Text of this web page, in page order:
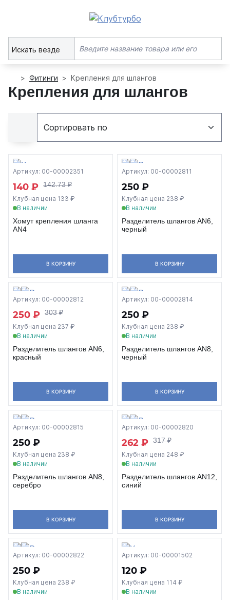
Искать везде
Фитинги Крепления для шлангов
Крепления для шлангов
Артикул: 00-00002351
140 ₽ 142.73 ₽
Клубная цена 133 ₽
В наличии
Хомут крепления шланга
AN4
В КОРЗИНУ
Артикул: 00-00002811
250 ₽
Клубная цена 238 ₽
В наличии
Разделитель шлангов AN6,
черный
В КОРЗИНУ
Артикул: 00-00002812
250 ₽ 303 ₽
Клубная цена 237 ₽
В наличии
Разделитель шлангов AN6,
красный
В КОРЗИНУ
Артикул: 00-00002814
250 ₽
Клубная цена 238 ₽
В наличии
Разделитель шлангов AN8,
черный
В КОРЗИНУ
Артикул: 00-00002815
250 ₽
Клубная цена 238 ₽
В наличии
Разделитель шлангов AN8,
серебро
В КОРЗИНУ
Артикул: 00-00002820
262 ₽ 317 ₽
Клубная цена 248 ₽
В наличии
Разделитель шлангов AN12,
синий
В КОРЗИНУ
Артикул: 00-00002822
250 ₽
Клубная цена 238 ₽
В наличии
Артикул: 00-00001502
120 ₽
Клубная цена 114 ₽
В наличии